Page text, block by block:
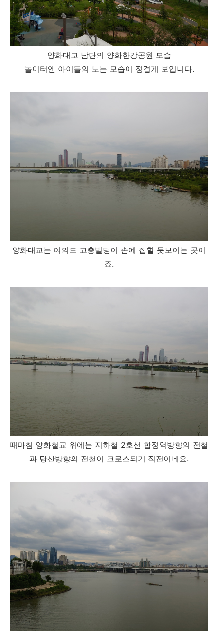
양화대교 남단의 양화한강공원 모습
놀이터엔 아이들의 노는 모습이 정겹게 보입니다.
양화대교는 여의도 고층빌딩이 손에 잡힐 듯보이는 곳이
죠.
때마침 양화철교 위에는 지하철 2호선 합정역방향의 전철
과 당산방향의 전철이 크로스되기 직전이네요.